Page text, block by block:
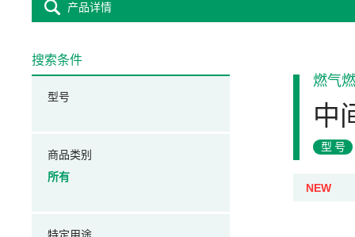
产品详情
燃气
中
型号
NEW
搜索条件
型号
商品类别
所有